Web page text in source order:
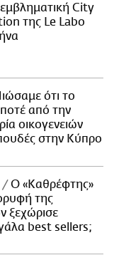
City
της Le Labo
ότι το
από την
οικογενειών
στην Κύπρο
Ο «Καθρέφτης»
της
ξεχώρισε
best sellers;